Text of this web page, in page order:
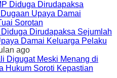
Dirudapaksa Sejumlah
Damai Keluarga Pelaku
ago